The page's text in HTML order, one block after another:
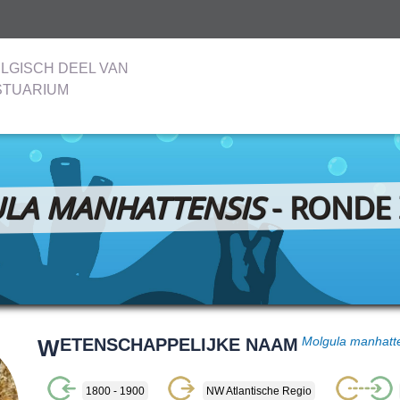
DEEL VAN
MANHATTENSIS- RONDE
WETENSCHAPPELIJKE NAAM Molgula
1800 - 1900 NW Atlantische Regio